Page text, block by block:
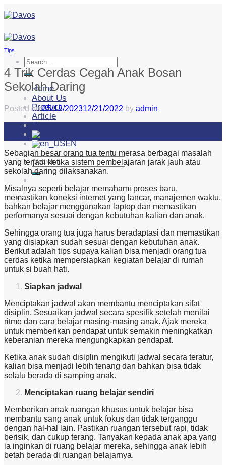
to
Search
for:
Home
About Us
Product
Article
Contact
EN
Search
for:
Tips
4 Trik Cerdas Cegah Anak Bosan
Sekolah Daring
Posted on05/18/202312/21/2022 by admin
Sebagian besar orang tua tentu merasa berbagai masalah
yang terjadi ketika sistem pembelajaran jarak jauh atau
sekolah daring dilaksanakan.
Misalnya seperti belajar memahami proses baru,
memastikan koneksi internet yang lancar, manajemen waktu,
bahkan belajar menggunakan laptop dan memastikan
performanya sesuai dengan kebutuhan kalian dan anak.
Sehingga orang tua juga harus beradaptasi dan memastikan
yang disiapkan sudah sesuai dengan kebutuhan anak.
Berikut adalah tips supaya kalian bisa menjadi orang tua
cerdas ketika mempersiapkan kegiatan belajar di rumah
untuk si buah hati.
Siapkan jadwal
Menciptakan jadwal akan membantu menciptakan sifat
disiplin. Sesuaikan jadwal secara spesifik setelah menilai
ritme dan cara belajar masing-masing anak. Ajak mereka
untuk memberikan pendapat untuk semakin meningkatkan
keberanian mereka mengungkapkan pendapat.
Ketika anak sudah disiplin mengikuti jadwal secara teratur,
kalian bisa menjadi lebih tenang dan bahkan bisa tidak
selalu berada di samping anak.
Menciptakan ruang belajar sendiri
Memberikan anak ruangan khusus untuk belajar bisa
membantu sang anak untuk fokus dan tidak terganggu
dengan hal-hal lain. Pastikan ruangan tersebut rapi, tidak
berisik, dan cukup terang. Tanyakan kepada anak apa yang
ia inginkan di ruang belajar mereka, sehingga anak lebih
betah berada di ruangan belajarnya.